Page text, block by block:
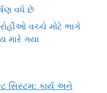
વધે છે
વચ્ચે મોટે ભાગે
મારે ગયા
સિસ્ટમ: કાર્ય અને